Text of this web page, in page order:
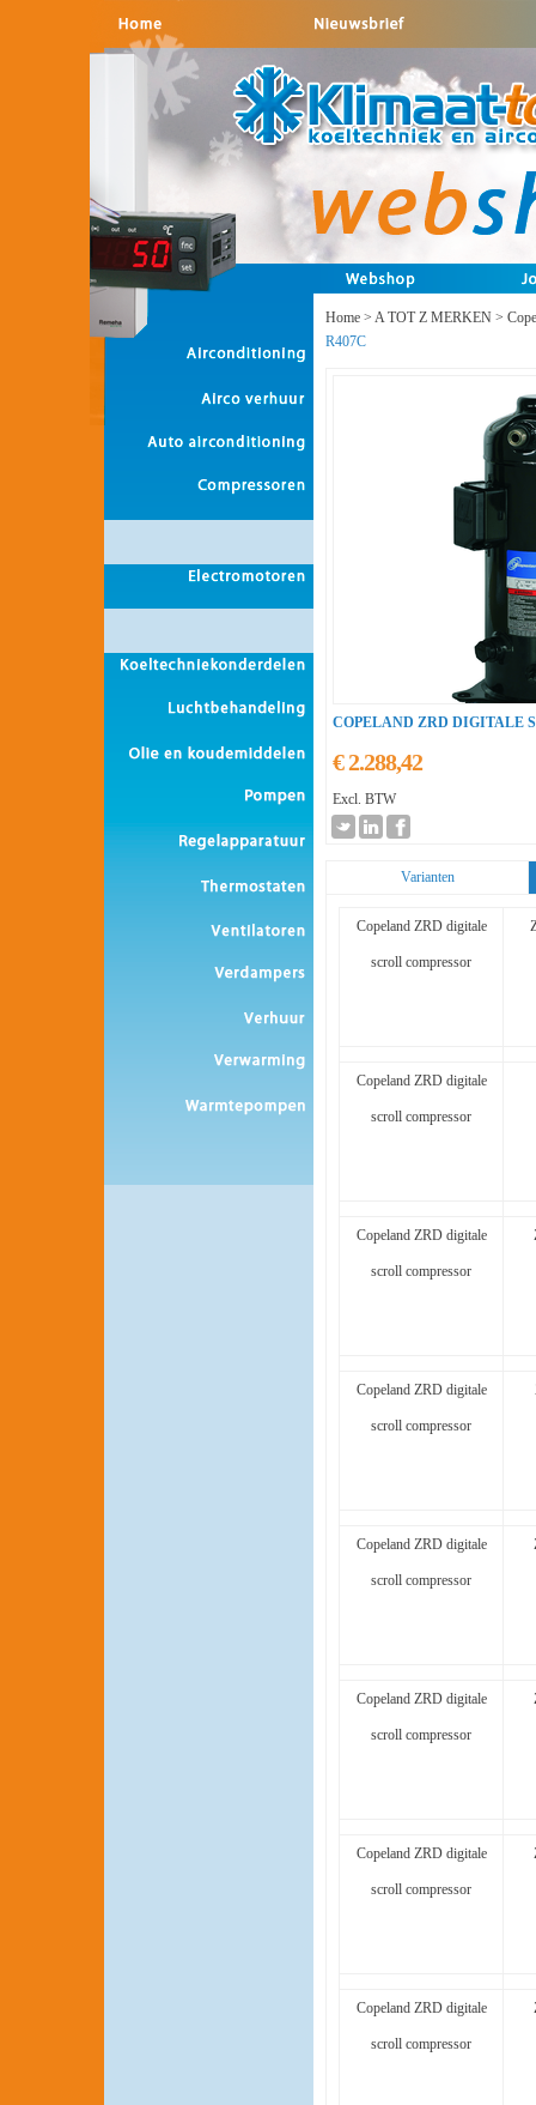
Home > A TOT Z MERKEN >
R407C
COPELAND ZRD DIGITALE
€ 2.288,42
Excl. BTW
Varianten
Copeland ZRD digitale
scroll compressor
Copeland ZRD digitale
scroll compressor
Copeland ZRD digitale
scroll compressor
Copeland ZRD digitale
scroll compressor
Copeland ZRD digitale
scroll compressor
Copeland ZRD digitale
scroll compressor
Copeland ZRD digitale
scroll compressor
Copeland ZRD digitale
scroll compressor